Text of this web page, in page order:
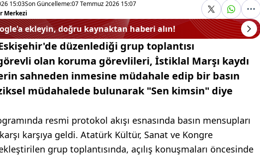
15:03Son Güncelleme:07 Temmuz 2026 15:07
Merkezi
ekleyin, doğru kaynaktan haberi alın!
düzenlediği grup toplantısı
olan koruma görevlileri, İstiklal Marşı kaydı
sahneden inmesine müdahale edip bir basın
müdahalede bulunarak "Sen kimsin" diye
resmi protokol akışı esnasında basın mensupları
karşıya geldi. Atatürk Kültür, Sanat ve Kongre
grup toplantısında, açılış konuşmaları öncesinde